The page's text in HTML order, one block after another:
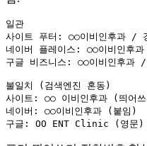
일관
사이트 푸터: ○○이비인후과 /
네이버 플레이스: ○○이비인후
구글 비즈니스: ○○이비인후과
불일치 (검색엔진 혼동)
사이트: ○○ 이비인후과 (띄어
네이버: ○○이비인후과 (붙임)